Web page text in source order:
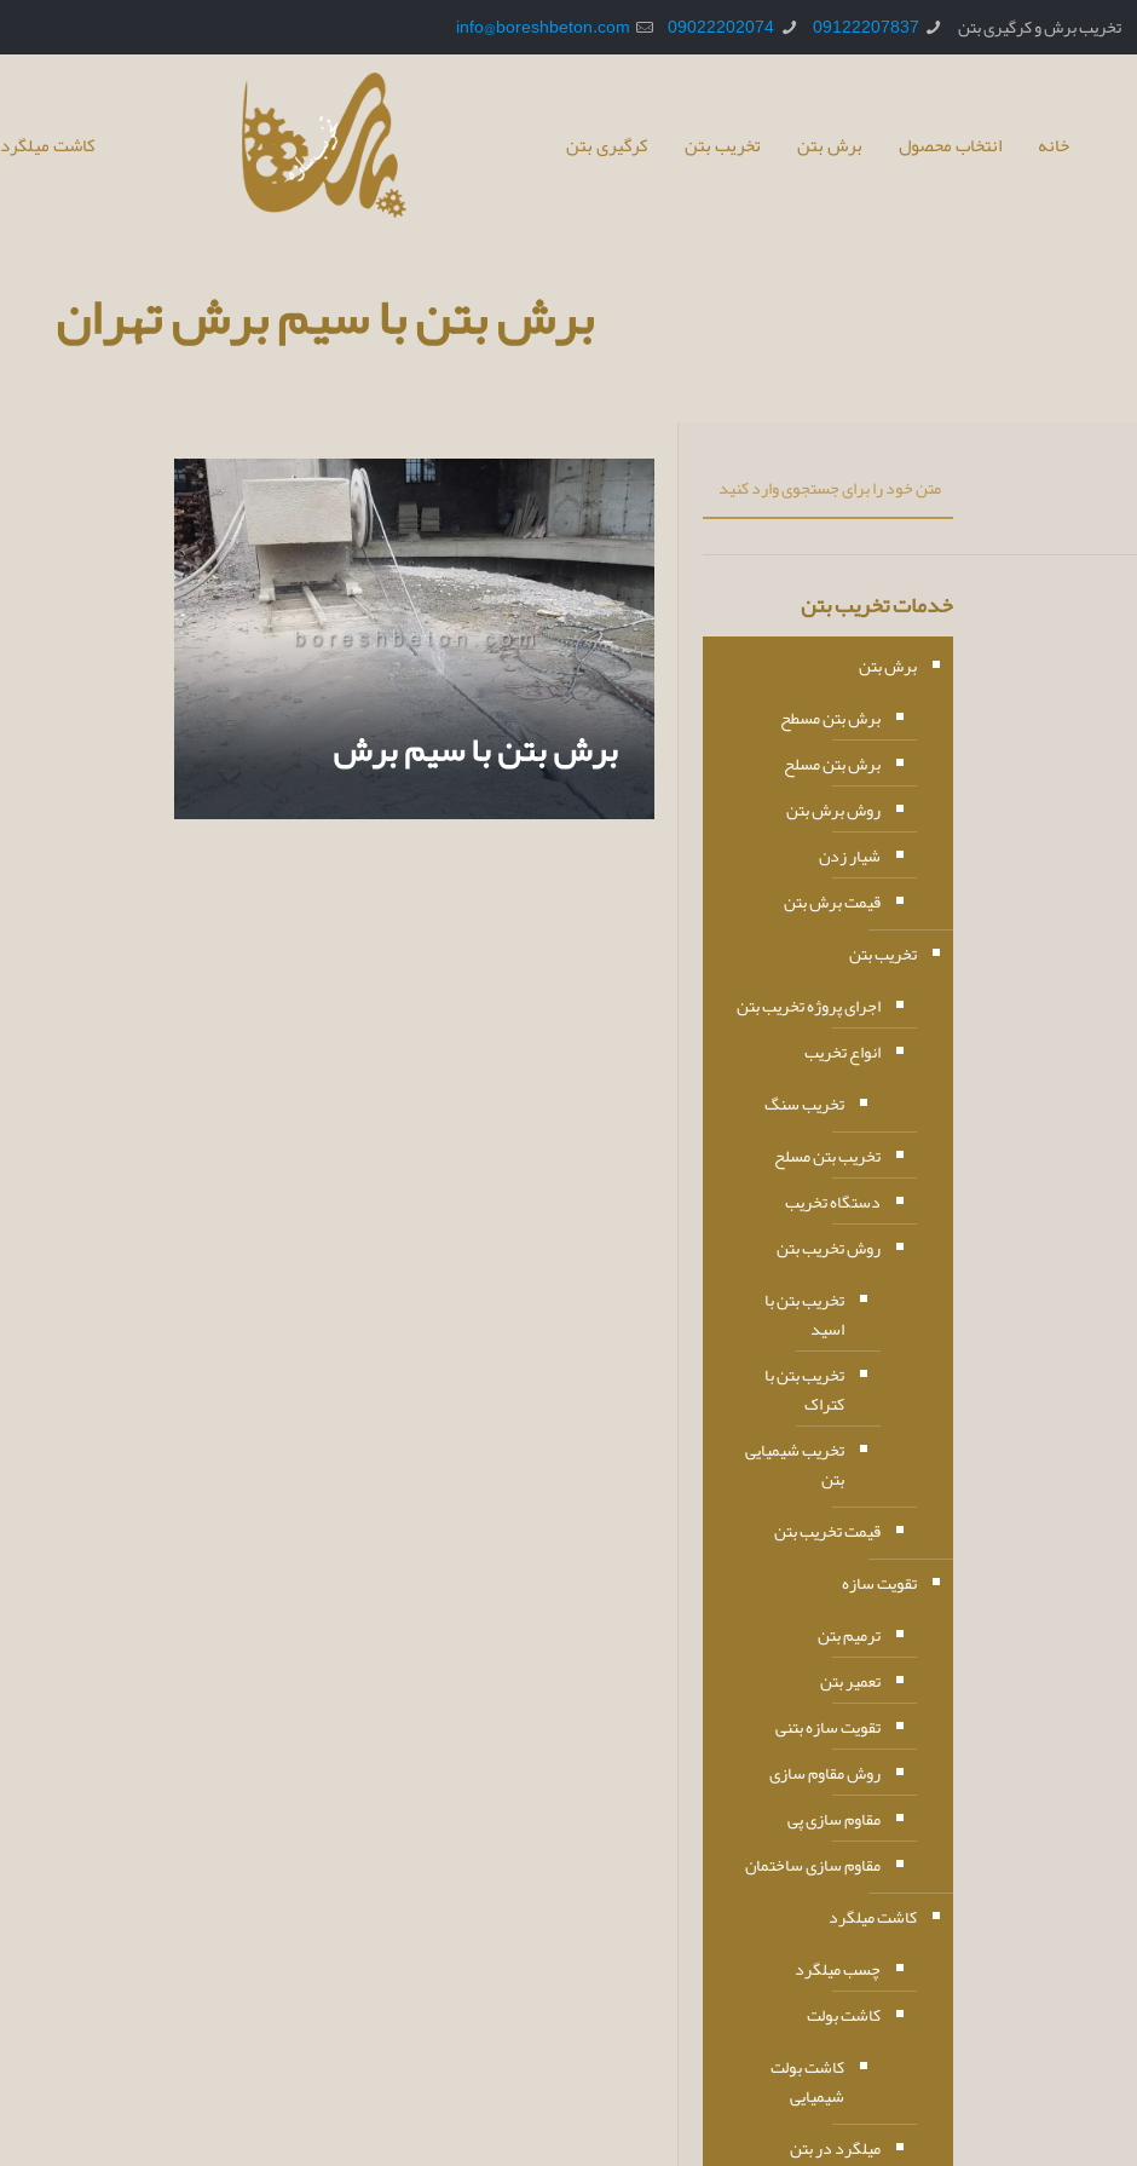
تخریب برش و کرگیری بتن 09122207837
09022202074
info@boreshbeton.com
کاشت میلگرد خانه انتخاب محصول برش بتن تخریب بتن کرگیری بتن
برش بتن با سیم برش تهران
برش بتن با سیم برش
خدمات تخریب بتن
برش بتن
برش بتن مسطح
برش بتن مسلح
روش برش بتن
شیار زدن
قیمت برش بتن
تخریب بتن
اجرای پروژه تخریب بتن
انواع تخریب
تخریب سنگ
تخریب بتن مسلح
دستگاه تخریب
روش تخریب بتن
تخریب بتن با
اسید
تخریب بتن با
کتراک
تخریب شیمیایی
بتن
قیمت تخریب بتن
تقویت سازه
ترمیم بتن
تعمیر بتن
تقویت سازه بتنی
روش مقاوم سازی
مقاوم سازی پی
مقاوم سازی ساختمان
کاشت میلگرد
چسب میلگرد
کاشت بولت
کاشت بولت
شیمیایی
میلگرد در بتن